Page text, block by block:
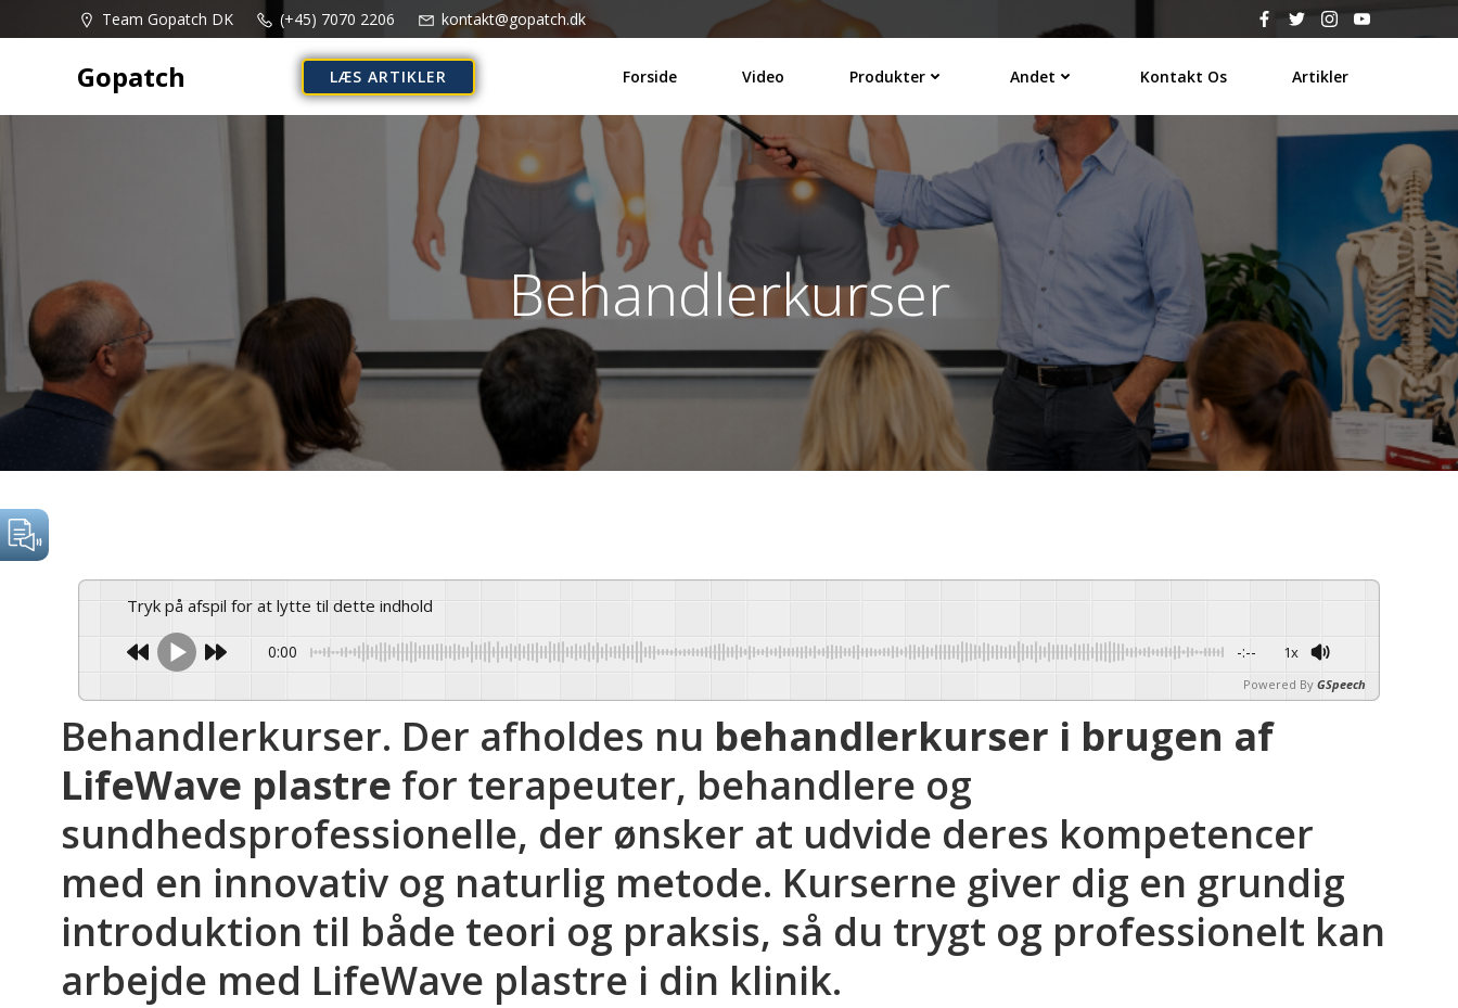
til
Team Gopatch DK (+45) 7070 2206 kontakt@gopatch.dk
Gopatch LÆS ARTIKLER Forside Video Produkter Andet Kontakt Os Artikler
Behandlerkurser
Tryk på afspil for at lytte til dette indhold
0:00 -:-- 1x
Powered By GSpeech
Behandlerkurser. Der afholdes nu behandlerkurser i brugen af
LifeWave plastre for terapeuter, behandlere og
sundhedsprofessionelle, der ønsker at udvide deres kompetencer
med en innovativ og naturlig metode. Kurserne giver dig en grundig
introduktion til både teori og praksis, så du trygt og professionelt kan
arbejde med LifeWave plastre i din klinik.